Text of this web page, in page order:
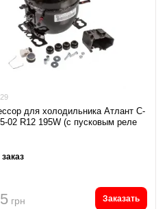
для холодильника Атлант С-
02 R12 195W (с пусковым реле
грн Заказать